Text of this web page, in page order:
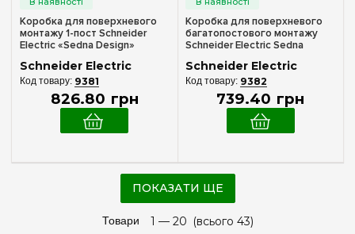
Коробка для поверхневого
монтажу 1-пост Schneider
Electric «Sedna Design»
Schneider Electric
9381
826.80 грн
Коробка для поверхневого
багатопостового монтажу
Schneider Electric Sedna
чорний)
Schneider Electric
9382
739.40 грн
ПОКАЗАТИ ЩЕ
Товари 1 — 20 (всього 43)